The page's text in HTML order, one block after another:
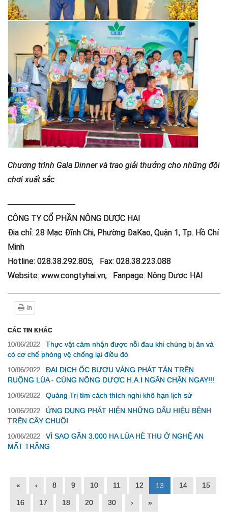
Chương trình Gala Dinner và trao giải thưởng cho những đội
chơi xuất sắc
────────────
CÔNG TY CỔ PHẦN NÔNG DƯỢC HAI
Địa chỉ: 28 Mạc Đĩnh Chi, Phường ĐaKao, Quận 1, Tp. Hồ Chí
Minh
Hotline: 028.38.292.805; Fax: 028.38.223.088
Website: www.congtyhai.vn; Fanpage: Nông Dược HAI
In
CÁC TIN KHÁC
10/06/2022
Thực vật cảm nhận được nỗi đau khi chúng bị ăn và
có cơ chế phòng vệ chống lại điều đó
10/06/2022
ĐẠI DỊCH ỐC BƯƠU VÀNG PHÁT TÁN TRÊN
RUỘNG LÚA - CÙNG NÔNG DƯỢC H.A.I NGĂN CHẶN NGAY!!!
10/06/2022 Quảng Trị tìm cách thích nghi khô hạn lịch sử
10/06/2022
ỨNG DỤNG PHÁT HIỆN NHỮNG DẤU HIỆU BỆNH
TRÊN CÂY CHUỐI
10/06/2022
VÌ SAO GẦN 3.000 HA LÚA HÈ THU Ở NGHỆ AN
MẤT TRẮNG
« ‹ 8 9 10 11 12 13 14 15
16 17 18 20 30 › »